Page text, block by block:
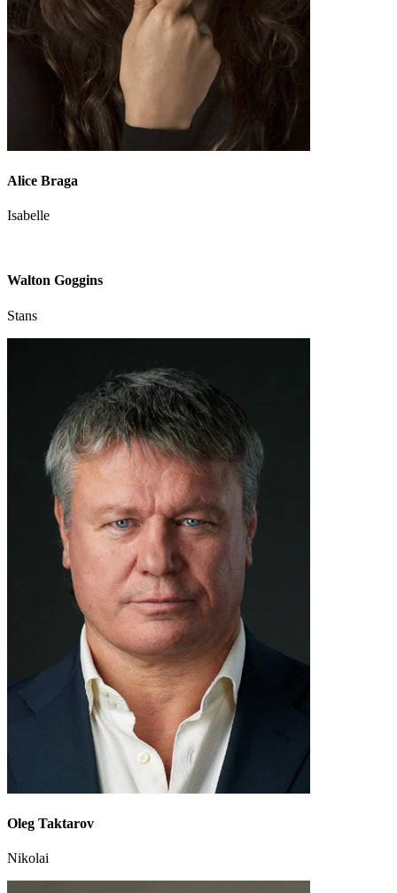
Alice Braga
Isabelle
Walton Goggins
Stans
Oleg Taktarov
Nikolai